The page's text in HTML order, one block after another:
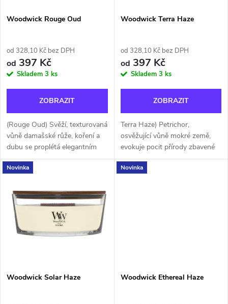
p
r
o
u
k
t
ů
s
r
o
d
u
k
t
ů
Woodwick Rouge Oud
od 328,10 Kč bez DPH
od 397 Kč
Skladem 3 ks
ZOBRAZIT
(Rouge Oud) Svěží, texturovaná
vůně damašské růže, koření a
dubu se proplétá elegantním
gobelínem temných
květinových intrik.
Woodwick Terra Haze
od 328,10 Kč bez DPH
od 397 Kč
Skladem 3 ks
ZOBRAZIT
Terra Haze) Petrichor,
osvěžující vůně mokré země,
evokuje pocit přírody zbavené
molekul. Tóny aldehydů,
cedrového dřeva a mechu
Novinka
Woodwick Solar Haze
Novinka
Woodwick Ethereal Haze